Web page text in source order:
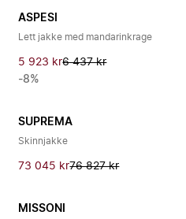
ASPESI
Lett jakke med mandarinkrage
5 923 kr6 437 kr
-8%
SUPREMA
Skinnjakke
73 045 kr76 827 kr
MISSONI